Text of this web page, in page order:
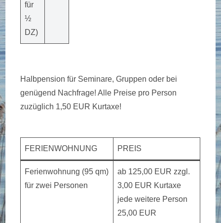
für
½
DZ)
Halbpension für Seminare, Gruppen oder bei
genügend Nachfrage! Alle Preise pro Person
zuzüglich 1,50 EUR Kurtaxe!
FERIENWOHNUNG PREIS
Ferienwohnung (95 qm)
für zwei Personen
ab 125,00 EUR zzgl.
3,00 EUR Kurtaxe
jede weitere Person
25,00 EUR